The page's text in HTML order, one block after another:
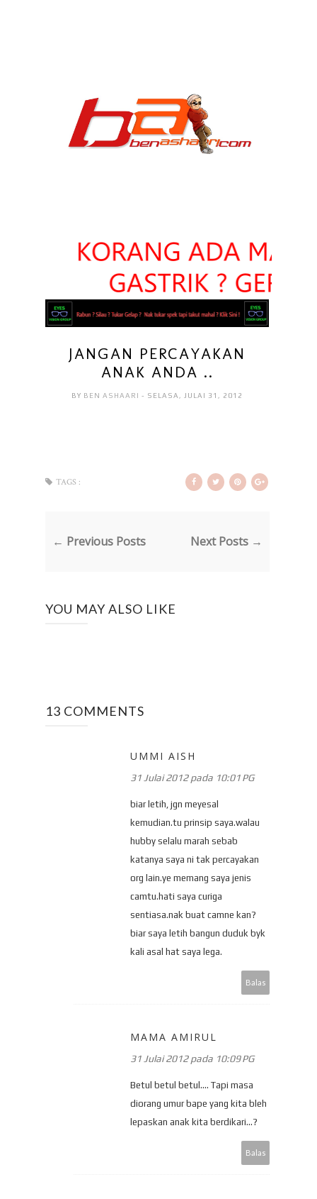
JANGAN PERCAYAKAN
ANAK ANDA ..
BY BEN ASHAARI- SELASA, JULAI 31, 2012
TAGS :
← Previous Posts Next Posts →
YOU MAY ALSO LIKE
13 COMMENTS
UMMI AISH
31 Julai 2012 pada 10:01 PG
biar letih, jgn meyesal
kemudian.tu prinsip saya.walau
hubby selalu marah sebab
katanya saya ni tak percayakan
org lain.ye memang saya jenis
camtu.hati saya curiga
sentiasa.nak buat camne kan?
biar saya letih bangun duduk byk
kali asal hat saya lega.
Balas
MAMA AMIRUL
31 Julai 2012 pada 10:09 PG
Betul betul betul.... Tapi masa
diorang umur bape yang kita bleh
lepaskan anak kita berdikari...?
Balas